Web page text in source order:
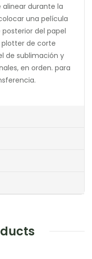
alinear durante la
una película
del papel
plotter de corte
de sublimación y
en orden. para